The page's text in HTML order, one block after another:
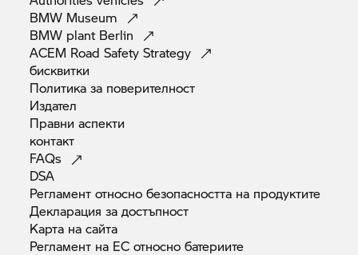
BMW Museum
BMW plant Berlin
ACEM Road SafetyStrategy
бисквитки
Политика за поверителност
Издател
Правниаспекти
контакт
FAQs
DSA
Регламент относно безопасността на продуктите
Декларация задостъпност
Карта насайта
Регламент на ЕС относнобатериите